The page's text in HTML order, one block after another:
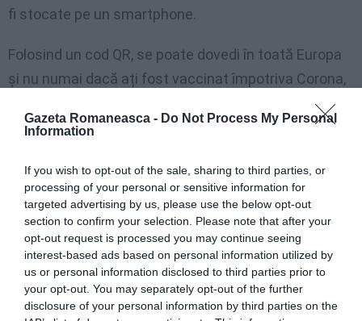
Gazeta Romaneasca - Do Not Process My Personal
Information
If you wish to opt-out of the sale, sharing to third parties, or
processing of your personal or sensitive information for
targeted advertising by us, please use the below opt-out
section to confirm your selection. Please note that after your
opt-out request is processed you may continue seeing
interest-based ads based on personal information utilized by
us or personal information disclosed to third parties prior to
your opt-out. You may separately opt-out of the further
disclosure of your personal information by third parties on the
fi stocate pe un smartphone.
Folosind un cod QR, se poate dovedi în toată Europa
și nu numai dacă ați fost vaccinat împotriva Corona,
v-ați recuperat recent de la o infecție sau tocmai ați
fost testat pentru virus.
Regulile sunt în vigoare din 30 iunie 2021. Ele ar expira
de fapt pe 30 iunie a acestui an. Potrivit Comisiei UE,
prelungirea este necesară din cauza situației de
pandemie.
Comisia UE propune modificări la
Pașaportul Verde